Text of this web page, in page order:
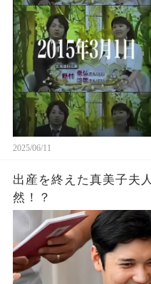
2025/06/11
出産を終えた真美子夫
然！？